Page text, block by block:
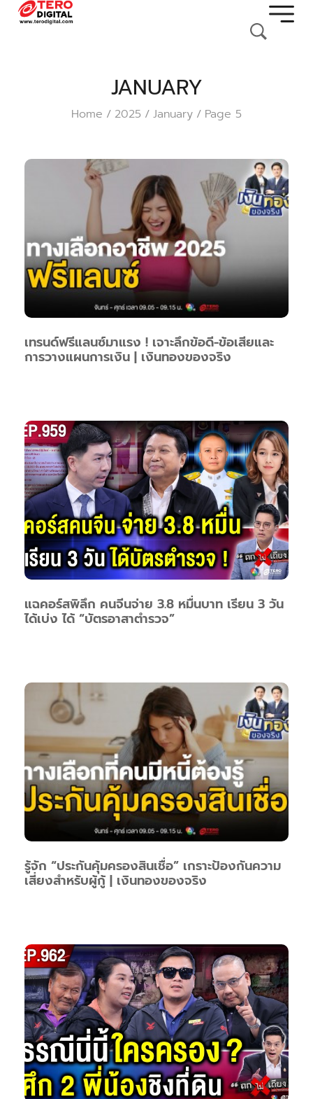
JANUARY
Home / 2025 / January / Page 5
เทรนด์ฟรีแลนซ์มาแรง ! เจาะลึกข้อดี-ข้อเสียและ
การวางแผนการเงิน | เงินทองของจริง
แฉคอร์สพิลึก คนจีนจ่าย 3.8 หมื่นบาท เรียน 3 วัน
ได้เบ่ง ได้ “บัตรอาสาตำรวจ”
รู้จัก “ประกันคุ้มครองสินเชื่อ” เกราะป้องกันความ
เสี่ยงสำหรับผู้กู้ | เงินทองของจริง